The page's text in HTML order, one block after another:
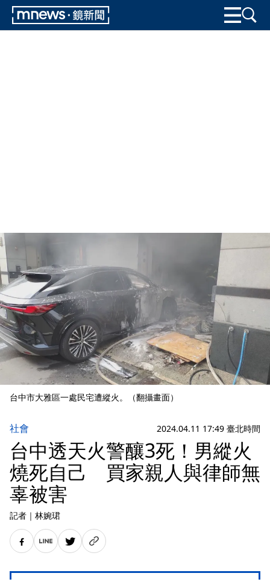
台中市大雅區一處民宅遭縱火。（翻攝畫面）
社會 2024.04.11 17:49 臺北時間
台中透天火警釀3死！男縱火
燒死自己 買家親人與律師無
辜被害
記者 ｜ 林婉珺